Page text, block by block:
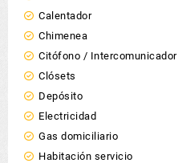
Calentador
Chimenea
Citófono / Intercomunicador
Clósets
Depósito
Electricidad
Gas domiciliario
Habitación servicio